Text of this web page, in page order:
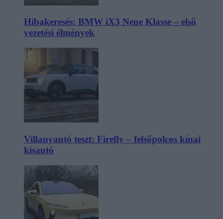
Hibakeresés: BMW iX3 Neue Klasse – első
vezetési élmények
Villanyautó teszt: Firefly – felsőpolcos kínai
kisautó